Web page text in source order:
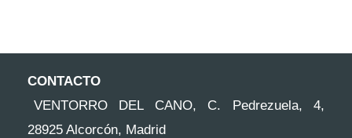
CONTACTO
VENTORRO DEL CANO, C. Pedrezuela, 4,
28925 Alcorcón, Madrid